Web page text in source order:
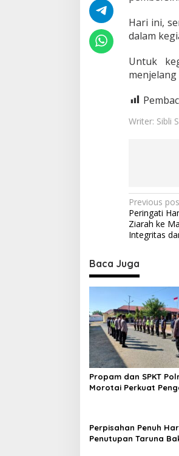
Hari ini,
dalam
Untuk
menjelang
Writer: Sibli
P
o
s
n
a
v
i
g
t
i
n
Previous
Peringati
Ziarah ke
Integritas
Baca Juga
Propam dan SPKT
Morotai Perkuat
Perpisahan Penuh
Penutupan Taruna